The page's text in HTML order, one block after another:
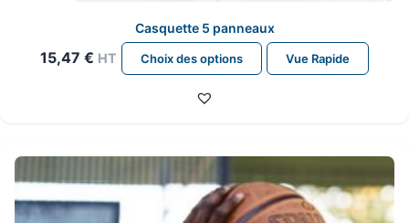
Casquette 5 panneaux
15,47 € HT Choix des options
Ce
produit
options
peuvent
Vue Rapide